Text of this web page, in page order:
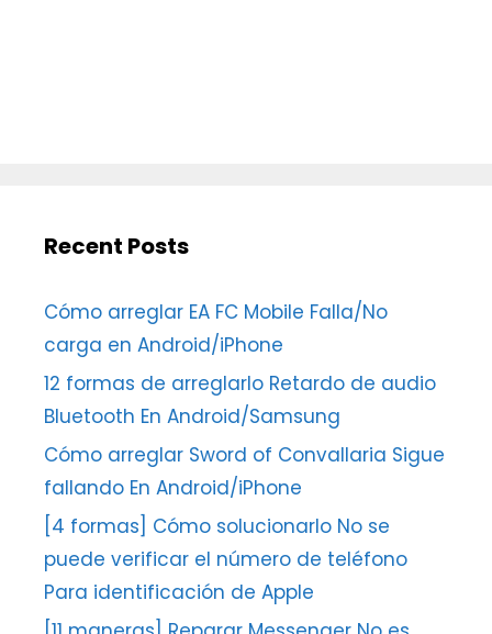
Recent Posts
Cómo arreglar EA FC Mobile Falla/No
carga en Android/iPhone
12 formas de arreglarlo Retardo de audio
Bluetooth En Android/Samsung
Cómo arreglar Sword of Convallaria Sigue
fallando En Android/iPhone
[4 formas] Cómo solucionarlo No se
puede verificar el número de teléfono
Para identificación de Apple